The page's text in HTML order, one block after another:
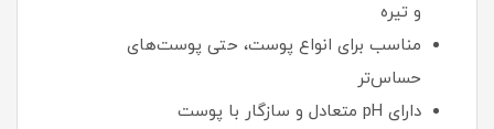
و تیره
مناسب برای انواع پوست، حتی پوست‌های
حساس‌تر
دارای pH متعادل و سازگار با پوست